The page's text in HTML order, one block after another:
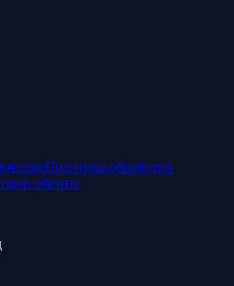
Политика обработки
оферты